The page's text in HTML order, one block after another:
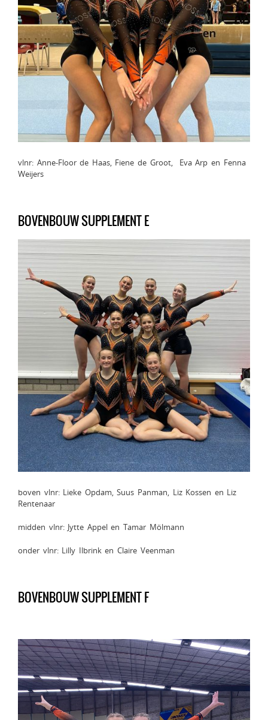
vlnr: Anne-Floor de Haas, Fiene de Groot, Eva Arp en Fenna
Weijers
BOVENBOUW SUPPLEMENT E
boven vlnr: Lieke Opdam, Suus Panman, Liz Kossen en Liz
Rentenaar
midden vlnr: Jytte Appel en Tamar Mölmann
onder vlnr: Lilly Ilbrink en Claire Veenman
BOVENBOUW SUPPLEMENT F